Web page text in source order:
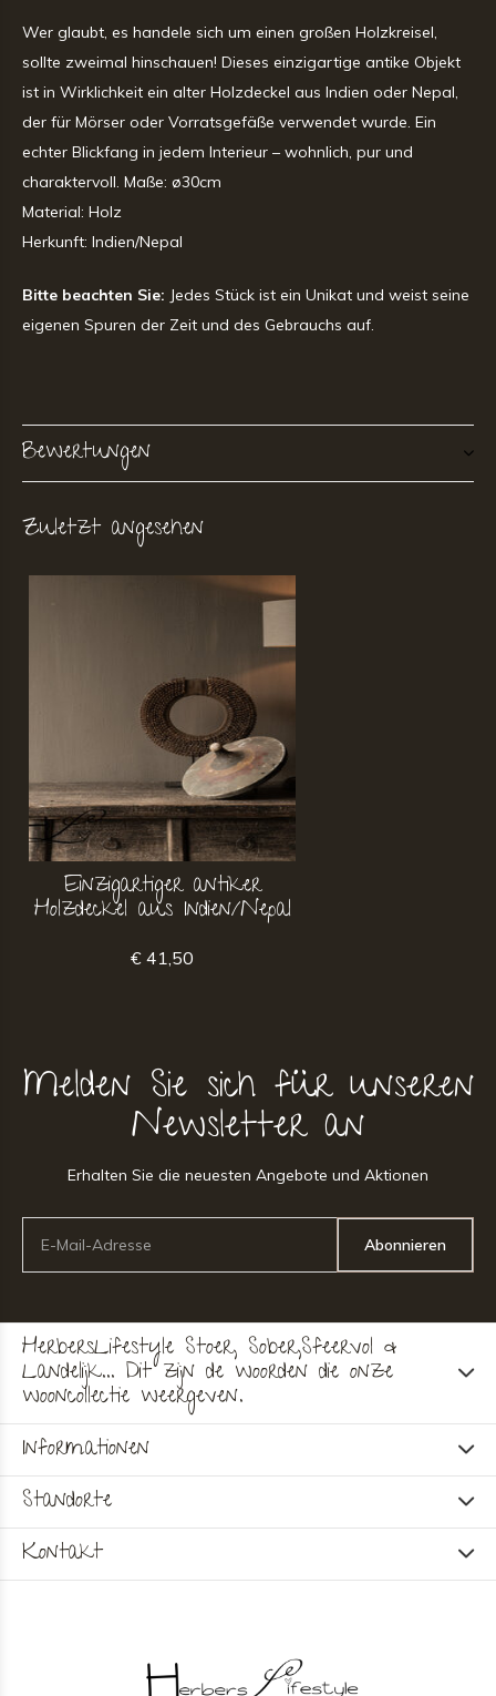
Wer glaubt, es handele sich um einen großen Holzkreisel,
sollte zweimal hinschauen! Dieses einzigartige antike Objekt
ist in Wirklichkeit ein alter Holzdeckel aus Indien oder Nepal,
der für Mörser oder Vorratsgefäße verwendet wurde. Ein
echter Blickfang in jedem Interieur – wohnlich, pur und
charaktervoll. Maße: ø30cm
Material: Holz
Herkunft: Indien/Nepal
Bitte beachten Sie: Jedes Stück ist ein Unikat und weist seine
eigenen Spuren der Zeit und des Gebrauchs auf.
Bewertungen
Zuletzt angesehen
Einzigartiger antiker
Holzdeckel aus Indien/Nepal
€ 41,50
Melden Sie sich für unseren
Newsletter an
Erhalten Sie die neuesten Angebote und Aktionen
Abonnieren
HerbersLifestyle Stoer, Sober,Sfeervol &
Landelijk... Dit zijn de woorden die onze
wooncollectie weergeven.
Informationen
Standorte
Kontakt